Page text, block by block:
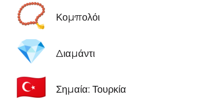
📿 Κομπολόι
💎 Διαμάντι
🇹🇷 Σημαία: Τουρκία